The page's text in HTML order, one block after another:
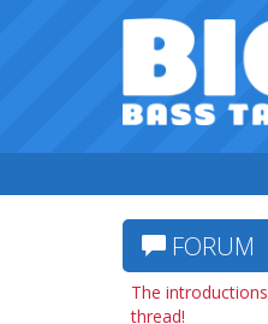
FORUM
The introductions
thread!